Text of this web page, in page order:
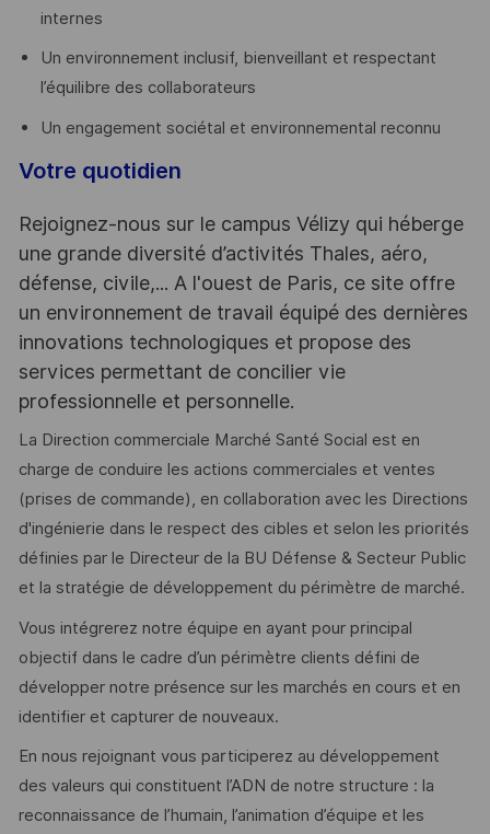
internes
Un environnement inclusif, bienveillant et respectant
l’équilibre des collaborateurs
Un engagement sociétal et environnemental reconnu
Votre quotidien
Rejoignez-nous sur le campus Vélizy qui héberge
une grande diversité d’activités Thales, aéro,
défense, civile,... A l'ouest de Paris, ce site offre
un environnement de travail équipé des dernières
innovations technologiques et propose des
services permettant de concilier vie
professionnelle et personnelle.
La Direction commerciale Marché Santé Social est en
charge de conduire les actions commerciales et ventes
(prises de commande), en collaboration avec les Directions
d'ingénierie dans le respect des cibles et selon les priorités
définies par le Directeur de la BU Défense & Secteur Public
et la stratégie de développement du périmètre de marché.
Vous intégrerez notre équipe en ayant pour principal
objectif dans le cadre d’un périmètre clients défini de
développer notre présence sur les marchés en cours et en
identifier et capturer de nouveaux.
En nous rejoignant vous participerez au développement
des valeurs qui constituent l’ADN de notre structure : la
reconnaissance de l’humain, l’animation d’équipe et les